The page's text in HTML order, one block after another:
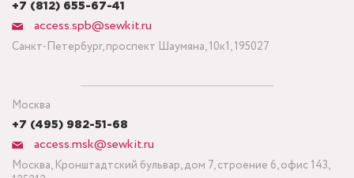
+7 (812) 655-67-41
access.spb@sewkit.ru
Санкт-Петербург, проспект Шаумяна, 10к1, 195027
Москва
+7 (495) 982-51-68
access.msk@sewkit.ru
Москва, Кронштадтский бульвар, дом 7, строение 6, офис 143,